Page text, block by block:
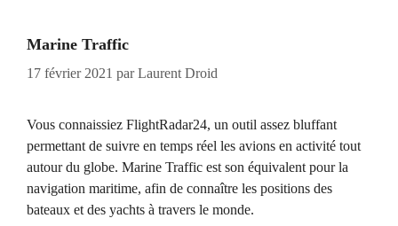
Marine Traffic
17 février 2021 parLaurent Droid
Vous connaissiez FlightRadar24, un outil assez bluffant
permettant de suivre en temps réel les avions en activité tout
autour du globe. Marine Traffic est son équivalent pour la
navigation maritime, afin de connaître les positions des
bateaux et des yachts à travers le monde.